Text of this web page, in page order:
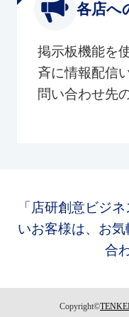
各店へ
掲示板機能を
斉に情報配信
問い合わせ先
「店研創意ビジ
いお客様は、お
合
Copyright©